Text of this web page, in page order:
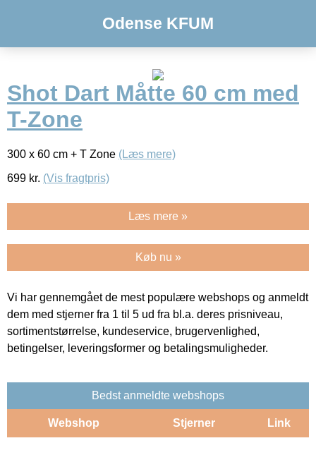
Odense KFUM
Shot Dart Måtte 60 cm med
T-Zone
300 x 60 cm + T Zone (Læs mere)
699 kr. (Vis fragtpris)
Læs mere »
Køb nu »
Vi har gennemgået de mest populære webshops og anmeldt
dem med stjerner fra 1 til 5 ud fra bl.a. deres prisniveau,
sortimentstørrelse, kundeservice, brugervenlighed,
betingelser, leveringsformer og betalingsmuligheder.
Bedst anmeldte webshops
Webshop Stjerner Link